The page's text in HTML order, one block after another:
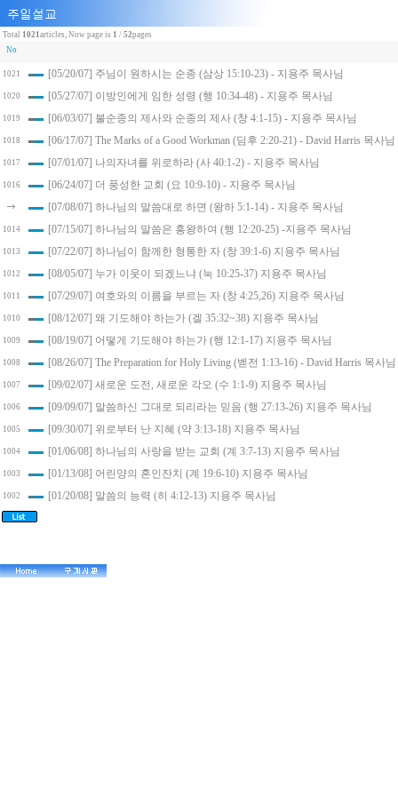
Total 1021articles, Now page is 1 / 52pages
No
1021 [05/20/07] 주님이 원하시는 순종 (삼상 15:10-23) - 지용주 목사님
1020 [05/27/07] 이방인에게 임한 성령 (행 10:34-48) - 지용주 목사님
1019 [06/03/07] 불순종의 제사와 순종의 제사 (창 4:1-15) - 지용주 목사님
1018 [06/17/07] The Marks of a Good Workman (딤후 2:20-21) - David Harris 목사님
1017 [07/01/07] 나의자녀를 위로하라 (사 40:1-2) - 지용주 목사님
1016 [06/24/07] 더 풍성한 교회 (요 10:9-10) - 지용주 목사님
[07/08/07] 하나님의 말씀대로 하면 (왕하 5:1-14) - 지용주 목사님
1014 [07/15/07] 하나님의 말씀은 흥왕하여 (행 12:20-25) -지용주 목사님
1013 [07/22/07] 하나님이 함께한 형통한 자 (창 39:1-6) 지용주 목사님
1012 [08/05/07] 누가 이웃이 되겠느냐 (눅 10:25-37) 지용주 목사님
1011 [07/29/07] 여호와의 이름을 부르는 자 (창 4:25,26) 지용주 목사님
1010 [08/12/07] 왜 기도해야 하는가 (겔 35:32~38) 지용주 목사님
1009 [08/19/07] 어떻게 기도해야 하는가 (행 12:1-17) 지용주 목사님
1008 [08/26/07] The Preparation for Holy Living (벧전 1:13-16) - David Harris 목사님
1007 [09/02/07] 새로운 도전, 새로운 각오 (수 1:1-9) 지용주 목사님
1006 [09/09/07] 말씀하신 그대로 되리라는 믿음 (행 27:13-26) 지용주 목사님
1005 [09/30/07] 위로부터 난 지혜 (약 3:13-18) 지용주 목사님
1004 [01/06/08] 하나님의 사랑을 받는 교회 (계 3:7-13) 지용주 목사님
1003 [01/13/08] 어린양의 혼인잔치 (계 19:6-10) 지용주 목사님
1002 [01/20/08] 말씀의 능력 (히 4:12-13) 지용주 목사님